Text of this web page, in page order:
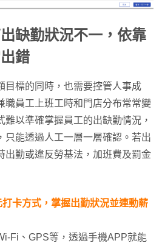
缺勤狀況不一，依靠
錯
目標的同時，也需要控管人事成
職員工上班工時和門店分布常常變
以準確掌握員工的出缺勤情況，
只能透過人工一層一層確認。若出
出勤或違反勞基法，加班費及罰金
打卡方式，掌握出勤狀況並連動薪
Fi、GPS等，透過手機APP就能